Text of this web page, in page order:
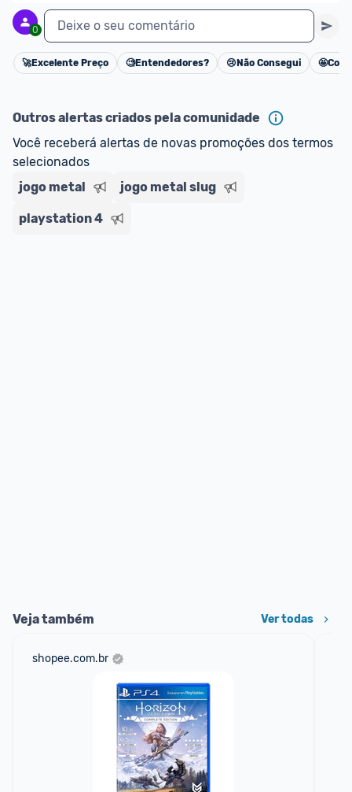
0 Deixe o seu comentário
Cancelar
🚀Excelente Preço 🧐Entendedores? 😢 Não Consegui 🤩
Outros alertas criados pela comunidade
Você receberá alertas de novas promoções dos termos
selecionados
jogo metal
jogo metal slug
playstation 4
Veja também Ver todas
shopee.com.br